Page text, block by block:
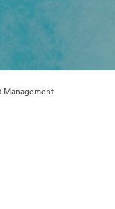
Management